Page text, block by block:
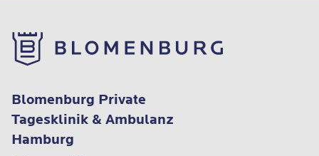
Blomenburg Private
Tagesklinik & Ambulanz
Hamburg